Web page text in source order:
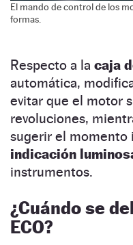
El mando de control de los
formas.
Respecto a la caja
automática,
evitar que el motor
revoluciones,
sugerir el momento
indicación
instrumentos.
¿Cuándo se
ECO?